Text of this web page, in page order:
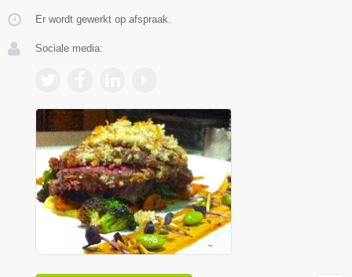
Er wordt gewerkt op afspraak.
Sociale media: